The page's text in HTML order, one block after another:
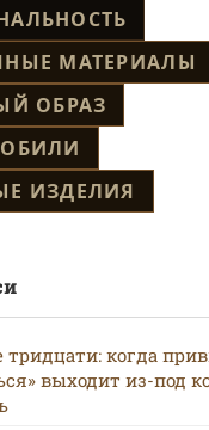
МАТЕРИАЛЫ
ОБРАЗ
ИЗДЕЛИЯ
тридцати: когда
выходит из-под